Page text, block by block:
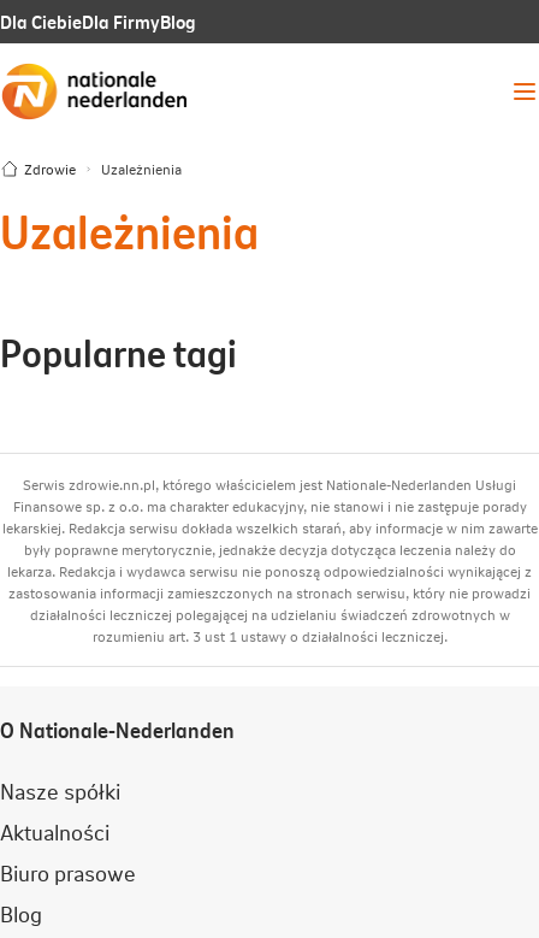
Dla CiebieLink
się
karcie
Dla FirmyLink
się
karcie
Blog
karcie
Zdrowie Uzależnienia
Uzależnienia
Popularne tagi
Serwis zdrowie.nn.pl, którego właścicielem jest Nationale-Nederlanden Usługi
Finansowe sp. z o.o. ma charakter edukacyjny, nie stanowi i nie zastępuje porady
lekarskiej. Redakcja serwisu dokłada wszelkich starań, aby informacje w nim zawarte
były poprawne merytorycznie, jednakże decyzja dotycząca leczenia należy do
lekarza. Redakcja i wydawca serwisu nie ponoszą odpowiedzialności wynikającej z
zastosowania informacji zamieszczonych na stronach serwisu, który nie prowadzi
działalności leczniczej polegającej na udzielaniu świadczeń zdrowotnych w
rozumieniu art. 3 ust 1 ustawy o działalności leczniczej.
O Nationale-Nederlanden
Nasze spółki
Aktualności
Biuro prasowe
Blog